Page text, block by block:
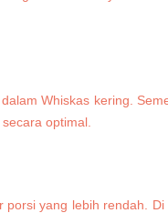
Whiskas kering.
optimal.
yang lebih rendah.